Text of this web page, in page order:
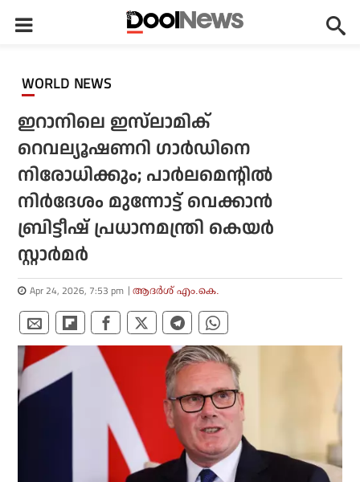
WORLD NEWS
ഇറാനിലെ ഇസ്‌ലാമിക്
റെവല്യൂഷണറി ഗാര്‍ഡിനെ
നിരോധിക്കും; പാര്‍ലമെന്റില്‍
നിര്‍ദേശം മുന്നോട്ട് വെക്കാന്‍
ബ്രിട്ടീഷ് പ്രധാനമന്ത്രി കെയര്‍
സ്റ്റാര്‍മര്‍
Apr 24, 2026, 7:53 pm ആദർശ് എം.കെ.